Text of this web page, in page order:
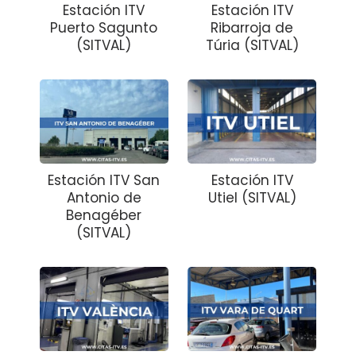
Estación ITV
Puerto Sagunto
(SITVAL)
Estación ITV
Ribarroja de
Túria (SITVAL)
Estación ITV San
Antonio de
Benagéber
(SITVAL)
Estación ITV
Utiel (SITVAL)